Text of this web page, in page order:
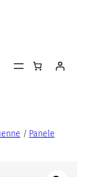
/ Panele